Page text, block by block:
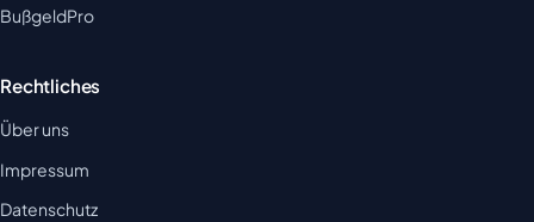
BußgeldPro
Rechtliches
Über uns
Impressum
Datenschutz